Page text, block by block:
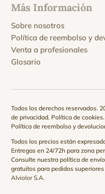
Más Información
Sobre nosotros
Política de reembolso y
Venta a profesionales
Glosario
Todos los derechos reservados.
de privacidad. Política de cookies
Política de reembolso y
Todos los precios están
Entregas en 24/72h para zona
Consulte nuestrapolítica de
gratuitos para pedidos
Alviolor S.A.